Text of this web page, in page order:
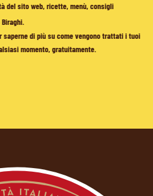
del sito web, ricette, menù, consigli
saperne di più su come vengono trattati i tuoi
momento, gratuitamente.